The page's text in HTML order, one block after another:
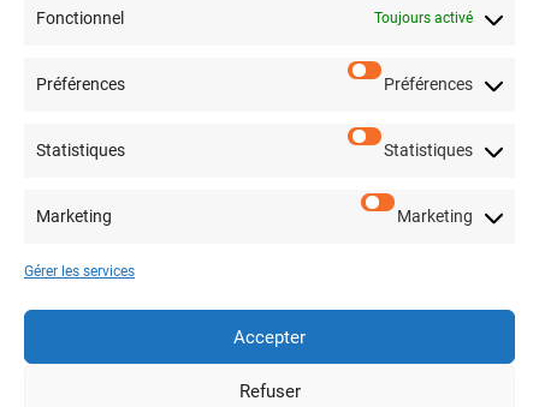
Fonctionnel Toujours activé
Préférences Préférences
Statistiques Statistiques
Marketing Marketing
Gérer les services
Accepter
Refuser
Mentions légales
Contact
Partenaire / Institution